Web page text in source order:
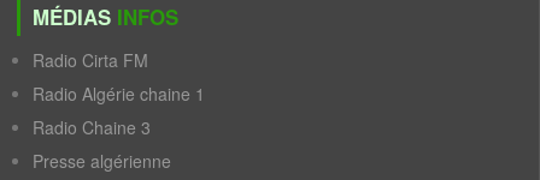
MÉDIAS INFOS
Radio Cirta FM
Radio Algérie chaine 1
Radio Chaine 3
Presse algérienne